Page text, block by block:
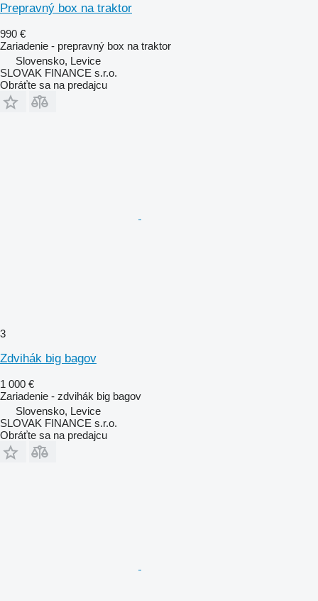
Prepravný box na traktor
990 €
Zariadenie - prepravný box na traktor
Slovensko, Levice
SLOVAK FINANCE s.r.o.
Obráťte sa na predajcu
3
Zdvihák big bagov
1 000 €
Zariadenie - zdvihák big bagov
Slovensko, Levice
SLOVAK FINANCE s.r.o.
Obráťte sa na predajcu